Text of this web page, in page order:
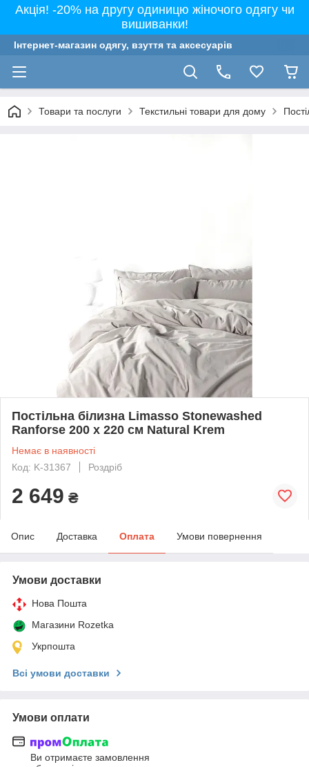
Акція! -20% на другу одиницю жіночого одягу чи
вишиванки!
Інтернет-магазин одягу, взуття та аксесуарів
Товари та послуги Текстильні товари для дому
Постільна білизна Limasso Stonewashed
Ranforse 200 х 220 см Natural Krem
Немає в наявності
Код: K-31367
Роздріб
2 649 ₴
Опис Доставка Оплата Умови повернення
Умови доставки
Нова Пошта
Магазини Rozetka
Укрпошта
Всі умови доставки
Умови оплати
Ви отримаєте замовлення